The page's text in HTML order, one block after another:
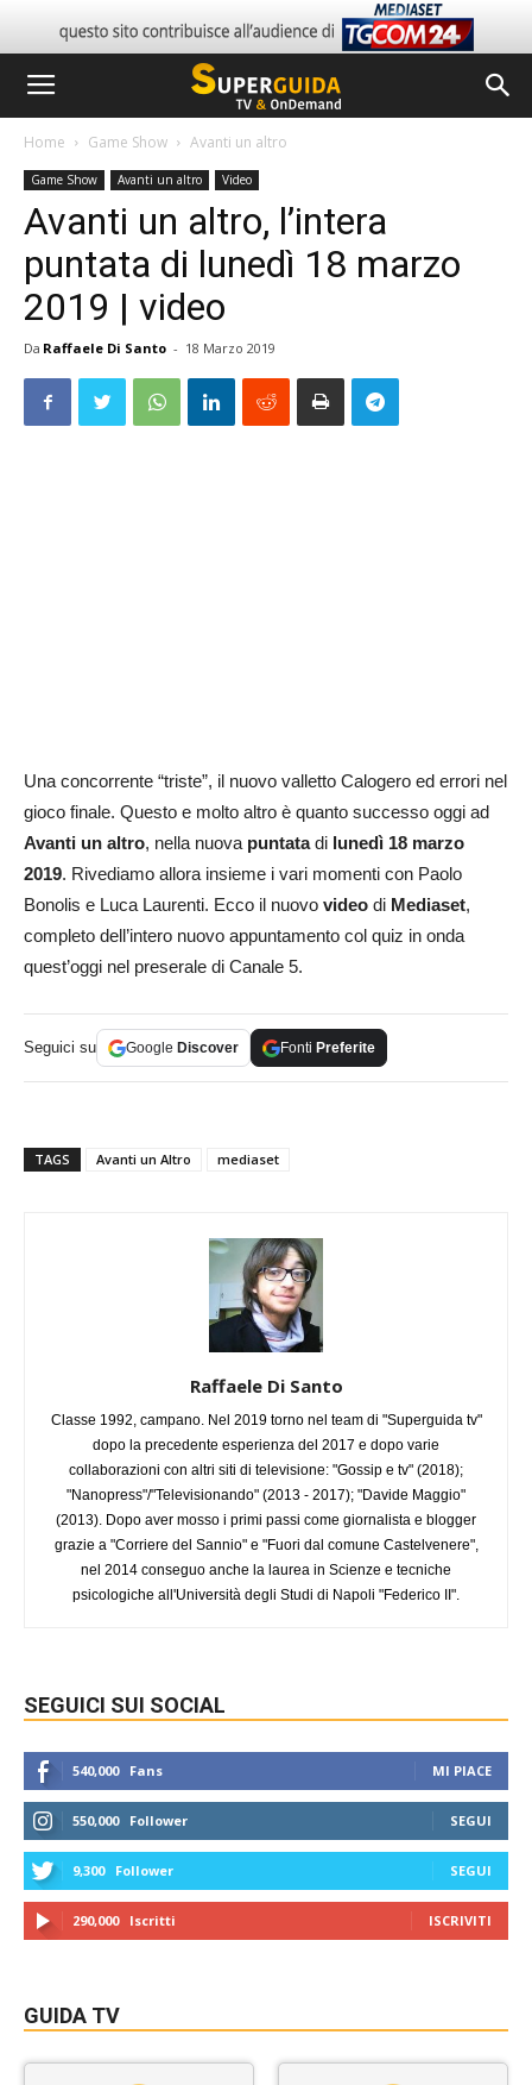
Home Game Show Avanti un altro
Game Show Avanti un altro Video
Avanti un altro, l’intera
puntata di lunedì 18 marzo
2019 | video
Da Raffaele Di Santo - 18 Marzo 2019
Una concorrente “triste”, il nuovo valletto Calogero ed errori nel
gioco finale. Questo e molto altro è quanto successo oggi ad
Avanti un altro, nella nuova puntatadi lunedì 18 marzo
2019. Rivediamo allora insieme i vari momenti con Paolo
Bonolis e Luca Laurenti. Ecco il nuovo video di Mediaset,
completo dell’intero nuovo appuntamento col quiz in onda
quest’oggi nel preserale di Canale 5.
Seguici su Google Discover Fonti Preferite
TAGS Avanti un Altro mediaset
Raffaele Di Santo
Classe 1992, campano. Nel 2019 torno nel team di "Superguida tv"
dopo la precedente esperienza del 2017 e dopo varie
collaborazioni con altri siti di televisione: "Gossip e tv" (2018);
"Nanopress"/"Televisionando" (2013 - 2017); "Davide Maggio"
(2013). Dopo aver mosso i primi passi come giornalista e blogger
grazie a "Corriere del Sannio" e "Fuori dal comune Castelvenere",
nel 2014 conseguo anche la laurea in Scienze e tecniche
psicologiche all'Università degli Studi di Napoli "Federico II".
SEGUICI SUI SOCIAL
540,000 Fans MI PIACE
550,000 Follower SEGUI
9,300 Follower SEGUI
290,000 Iscritti ISCRIVITI
GUIDA TV